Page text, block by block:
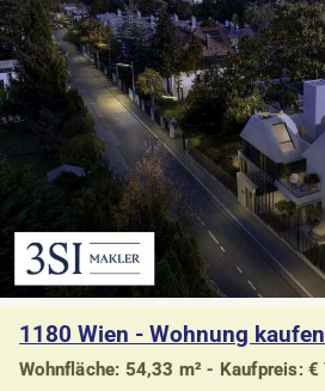
1180 Wien - Wohnung kaufen
Wohnfläche: 54,33 m² - Kaufpreis: